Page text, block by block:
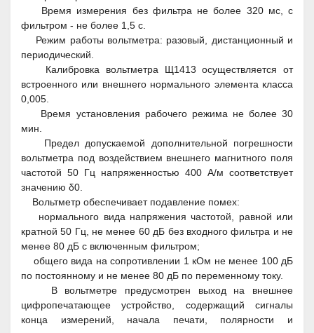
Время измерения без фильтра не более 320 мс, с
фильтром - не более 1,5 с.
Режим работы вольтметра: разовый, дистанционный и
периодический.
Калибровка вольтметра Щ1413 осуществляется от
встроенного или внешнего нормального элемента класса
0,005.
Время установления рабочего режима не более 30
мин.
Предел допускаемой дополнительной погрешности
вольтметра под воздействием внешнего магнитного поля
частотой 50 Гц напряженностью 400 А/м соответствует
значению δ0
Вольтметр обеспечивает подавление помех:
нормального вида напряжения частотой, равной или
кратной 50 Гц, не менее 60 дБ без входного фильтра и не
менее 80 дБ с включенным фильтром;
общего вида на сопротивлении 1 кОм не менее 100 дБ
по постоянному и не менее 80 дБ по переменному току.
В вольтметре предусмотрен выход на внешнее
цифропечатающее устройство, содержащий сигналы
конца измерений, начала печати, полярности и